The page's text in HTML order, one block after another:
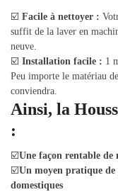
☑️ Facile à nettoyer :
suffit de la laver en
neuve.
☑️ Installation facile : 1
Peu importe le matériau
conviendra.
Ainsi, la
:
☑️Une façon rentable de
☑️Un moyen pratique de
domestiques